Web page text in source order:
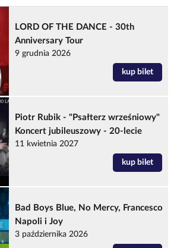
LORD OF THE DANCE - 30th
Anniversary Tour
9 grudnia 2026
kup bilet
Piotr Rubik - "Psałterz wrześniowy"
Koncert jubileuszowy - 20-lecie
11 kwietnia 2027
kup bilet
Bad Boys Blue, No Mercy, Francesco
Napoli i Joy
3 października 2026